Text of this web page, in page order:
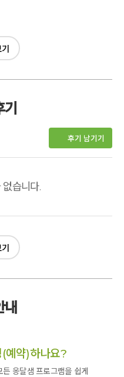
후기 남기기
습니다.
내
예약)하나요?
옹달샘 프로그램을 쉽게